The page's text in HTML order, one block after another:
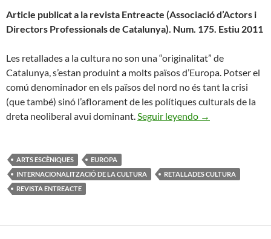
Article publicat a la revista Entreacte (Associació d’Actors i
Directors Professionals de Catalunya). Num. 175. Estiu 2011
Les retallades a la cultura no son una “originalitat” de
Catalunya, s’estan produint a molts països d’Europa. Potser el
comú denominador en els països del nord no és tant la crisi
(que també) sinó l’aflorament de les polítiques culturals de la
dreta neoliberal avui dominant.Seguir leyendo Les Retallades
→
ARTS ESCÈNIQUES
EUROPA
INTERNACIONALITZACIÓ DE LA CULTURA
RETALLADES CULTURA
REVISTA ENTREACTE